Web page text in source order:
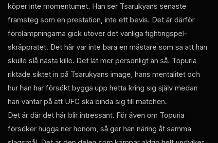
köper inte momentumet. Han ser Tsarukyans senaste
framsteg som en prestation, inte ett bevis. Det är därför
förolämpningarna gick utöver det vanliga fightingspel-
skräppratet. Det här var inte bara en mästare som sa att han
skulle slå nästa kille. Det lät mer personligt än så. Topuria
riktade siktet in på Tsarukyans image, hans mentalitet och
hur han har försökt bygga upp hetta kring sig själv medan
han väntar på att UFC ska binda sig till matchen.
Det är där det här blir intressant. För även om Topuria
försöker hugga ner honom, så ger han näring åt samma